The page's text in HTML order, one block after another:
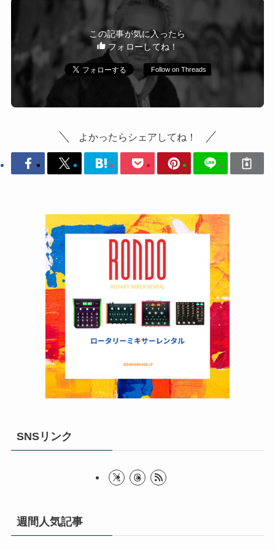
この記事が気に入ったら
フォローしてね！
Follow on Threads
よかったらシェアしてね！
SNSリンク
週間人気記事